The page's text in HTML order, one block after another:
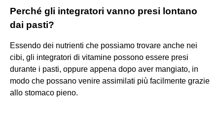
Perché gli integratori vanno presi lontano
dai pasti?
Essendo dei nutrienti che possiamo trovare anche nei
cibi, gli integratori di vitamine possono essere presi
durante i pasti, oppure appena dopo aver mangiato, in
modo che possano venire assimilati più facilmente grazie
allo stomaco pieno.